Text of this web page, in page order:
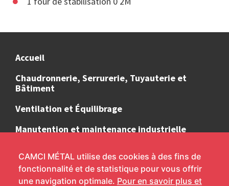
Accueil
Chaudronnerie, Serrurerie, Tuyauterie et
Bâtiment
Ventilation et Équilibrage
Manutention et maintenance industrielle
Moyens à disposition
Contact
CAMCI MÉTAL utilise des cookies à des fins de
fonctionnalité et de statistique pour vous offrir
une navigation optimale. Pour en savoir plus et